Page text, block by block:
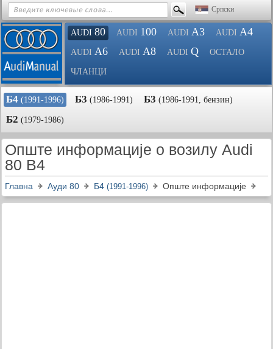
Српски
AUDI 80 AUDI 100 AUDI A3 AUDI A4
AUDI A6 AUDI A8 AUDI Q ОСТАЛО
ЧЛАНЦИ
Б4 (1991-1996) Б3 (1986-1991) Б3 (1986-1991, бензин)
Б2 (1979-1986)
Опште информације о возилу Audi
80 B4
Главна Ауди 80 Б4 (1991-1996) Опште информације